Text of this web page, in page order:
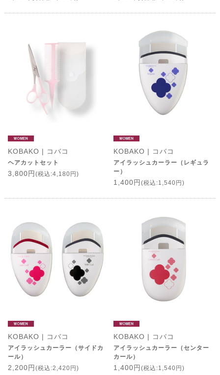
KOBAKO | コバコ
ヘアカットセット
3,800円 (税込:4,180円)
KOBAKO | コバコ
アイラッシュカーラー（レギュラ
ー）
1,400円 (税込:1,540円)
KOBAKO | コバコ
アイラッシュカーラー（サイドカ
ール）
2,200円 (税込:2,420円)
KOBAKO | コバコ
アイラッシュカーラー（センター
カール）
1,400円 (税込:1,540円)